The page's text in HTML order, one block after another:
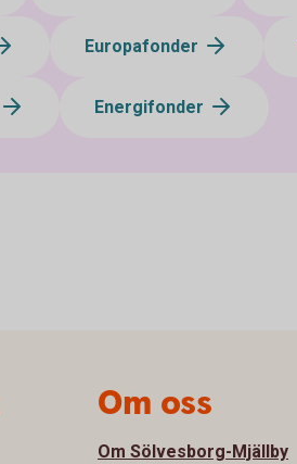
Europafonder
Energifonder
Om oss
Om Sölvesborg-Mjällby